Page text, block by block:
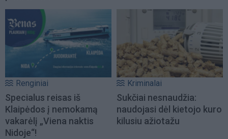
Renginiai
Specialus reisas iš
Klaipėdos į nemokamą
vakarėlį „Viena naktis
Nidoje“!
Kriminalai
Sukčiai nesnaudžia:
naudojasi dėl kietojo kuro
kilusiu ažiotažu